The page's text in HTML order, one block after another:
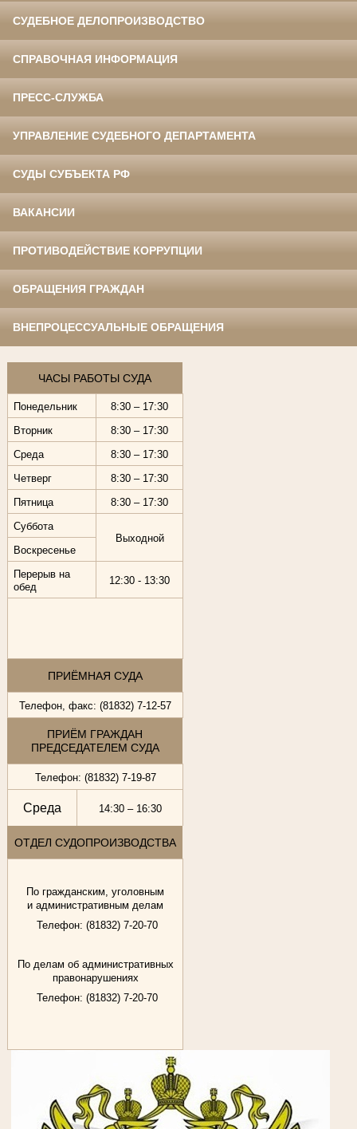
СУДЕБНОЕ ДЕЛОПРОИЗВОДСТВО
СПРАВОЧНАЯ ИНФОРМАЦИЯ
ПРЕСС-СЛУЖБА
УПРАВЛЕНИЕ СУДЕБНОГО ДЕПАРТАМЕНТА
СУДЫ СУБЪЕКТА РФ
ВАКАНСИИ
ПРОТИВОДЕЙСТВИЕ КОРРУПЦИИ
ОБРАЩЕНИЯ ГРАЖДАН
ВНЕПРОЦЕССУАЛЬНЫЕ ОБРАЩЕНИЯ
ЧАСЫ РАБОТЫ СУДА
Понедельник
8:30 – 17:30
Вторник
8:30 – 17:30
Среда
8:30 – 17:30
Четверг
8:30 – 17:30
Пятница
8:30 – 17:30
Суббота
Выходной
Воскресенье
Перерыв на
обед
12:30 - 13:30
ПРИЁМНАЯ СУДА
Телефон, факс: (81832) 7-12-57
ПРИЁМ ГРАЖДАН
ПРЕДСЕДАТЕЛЕМ СУДА
Телефон: (81832) 7-19-87
Среда 14:30 – 16:30
ОТДЕЛ СУДОПРОИЗВОДСТВА
По гражданским, уголовным
и административным делам
Телефон: (81832) 7-20-70
По делам об административных
правонарушениях
Телефон: (81832) 7-20-70